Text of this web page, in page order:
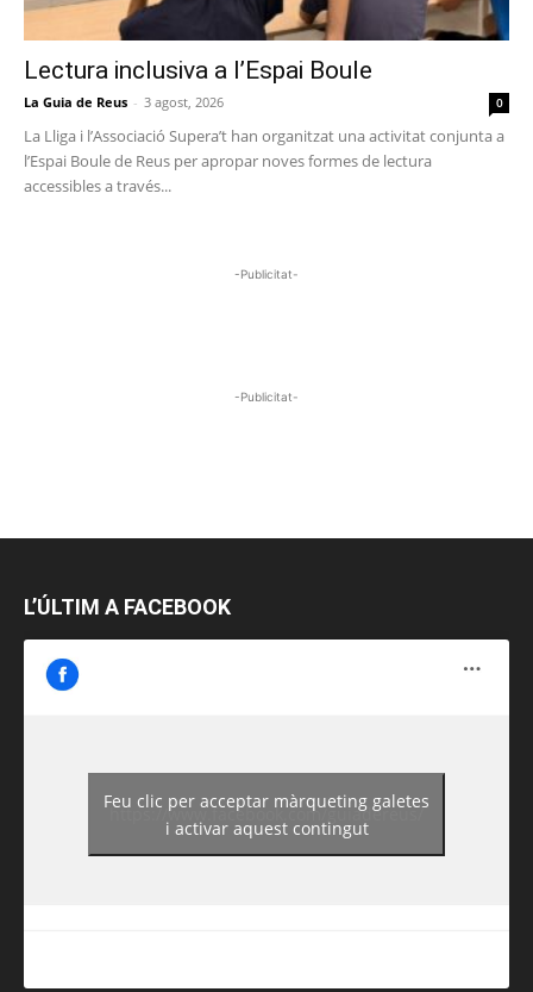
Lectura inclusiva a l’Espai Boule
La Guia de Reus - 3 agost, 2026 0
La Lliga i l’Associació Supera’t han organitzat una activitat conjunta a
l’Espai Boule de Reus per apropar noves formes de lectura
accessibles a través...
-Publicitat-
-Publicitat-
L’ÚLTIM A FACEBOOK
https://www.facebook.com/guiadereus/
Feu clic per acceptar màrqueting galetes
i activar aquest contingut